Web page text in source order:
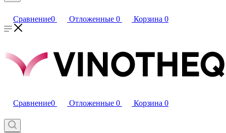
Сравнение0 Отложенные 0 Корзина 0
Сравнение0 Отложенные 0 Корзина 0